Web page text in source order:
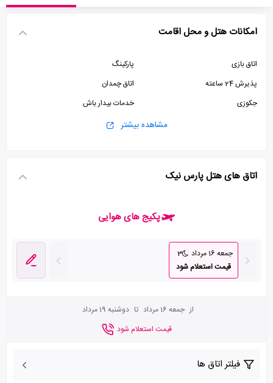
امکانات هتل و محل اقامت
اتاق بازی
پارکینگ
پذیرش 24 ساعته
اتاق چمدان
جکوزی
خدمات بیدار باش
مشاهده بیشتر
اتاق های هتل پارس نیک
پکیج های هوایی
جمعه 16 مرداد
3
قیمت استعلام شود
از جمعه 16 مرداد تا دوشنبه 19 مرداد
قیمت استعلام شود
فیلتر اتاق ها